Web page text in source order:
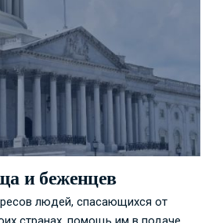
и беженцев
людей, спасающихся от